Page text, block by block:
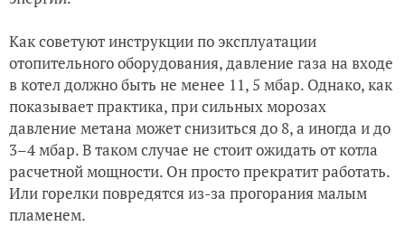
Как советуют инструкции по эксплуатации
отопительного оборудования, давление газа на входе
в котел должно быть не менее 11, 5 мбар. Однако, как
показывает практика, при сильных морозах
давление метана может снизиться до 8, а иногда и до
3–4 мбар. В таком случае не стоит ожидать от котла
расчетной мощности. Он просто прекратит работать.
Или горелки повредятся из-за прогорания малым
пламенем.